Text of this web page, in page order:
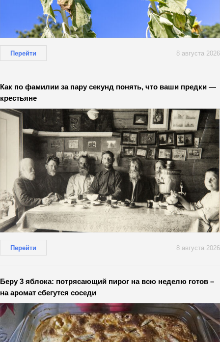
Перейти 8 августа 2026
Как по фамилии за пару секунд понять, что ваши предки —
крестьяне
Перейти 8 августа 2026
Беру 3 яблока: потрясающий пирог на всю неделю готов –
на аромат сбегутся соседи